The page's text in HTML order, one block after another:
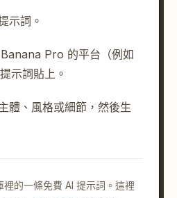
示詞。
Pro 的平台（例如
示詞貼上。
體、風格或細節，然後生
的一條免費 AI 提示詞。這裡